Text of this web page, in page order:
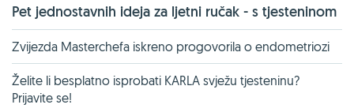
Pet jednostavnih ideja za ljetni ručak - s tjesteninom
Zvijezda Masterchefa iskreno progovorila o endometriozi
Želite li besplatno isprobati KARLA svježu tjesteninu?
Prijavite se!